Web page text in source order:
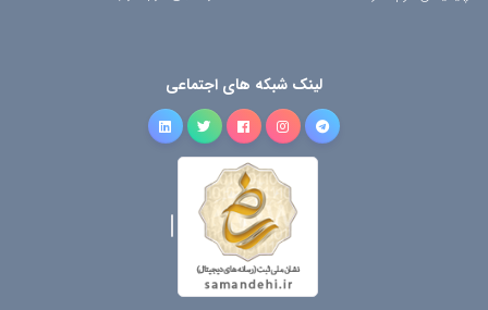
لینک شبکه های اجتماعی